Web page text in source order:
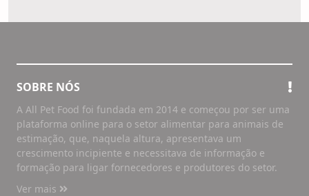
SOBRE NÓS
A All Pet Food foi fundada em 2014 e começou por ser uma
plataforma online para o setor alimentar para animais de
estimação, que, naquela altura, apresentava um
crescimento incipiente e necessitava de informação e
formação para ligar fornecedores e produtores do setor.
Ver mais